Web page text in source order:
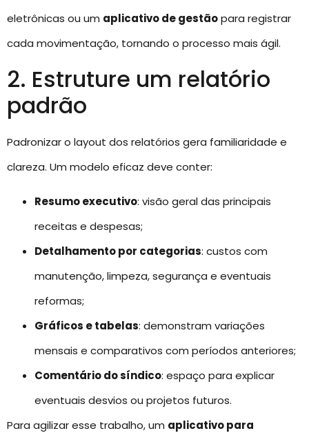
eletrônicas ou um aplicativo de gestãopara registrar
cada movimentação, tornando o processo mais ágil.
2. Estruture um relatório
padrão
Padronizar o layout dos relatórios gera familiaridade e
clareza. Um modelo eficaz deve conter:
Resumo executivo: visão geral das principais
receitas e despesas;
Detalhamento por categorias: custos com
manutenção, limpeza, segurança e eventuais
reformas;
Gráficos e tabelas: demonstram variações
mensais e comparativos com períodos anteriores;
Comentário do síndico: espaço para explicar
eventuais desvios ou projetos futuros.
Para agilizar esse trabalho, um aplicativo para